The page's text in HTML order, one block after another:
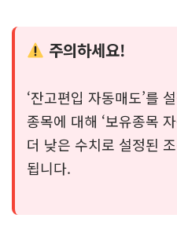
주의하세요!
‘잔고편입 자동매도’를
종목에 대해 ‘보유종목
더 낮은 수치로 설정된
됩니다.